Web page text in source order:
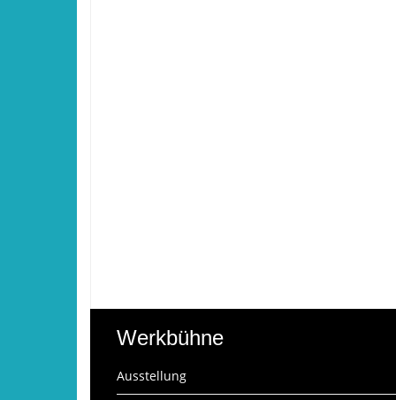
Werkbühne
Ausstellung